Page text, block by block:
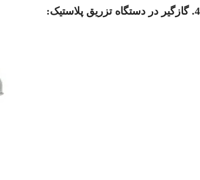
4. گازگیر در دستگاه‌ تزریق پلاستیک: